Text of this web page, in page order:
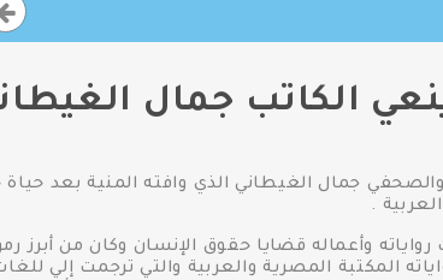
الكاتب جمال
جمال الغيطاني الذي وافته المنية بعد
.
وأعماله قضايا حقوق الإنسان وكان من أبرز
المكتبة المصرية والعربية والتي ترجمت إلي